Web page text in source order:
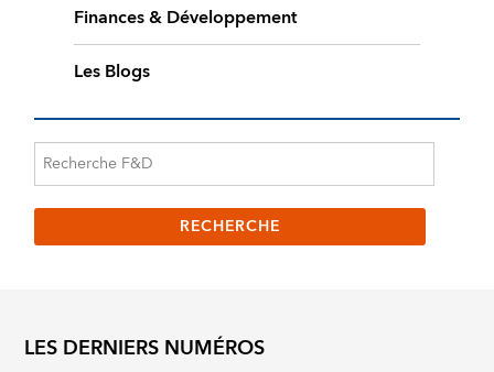
Finances & Développement
Les Blogs
LES DERNIERS NUMÉROS